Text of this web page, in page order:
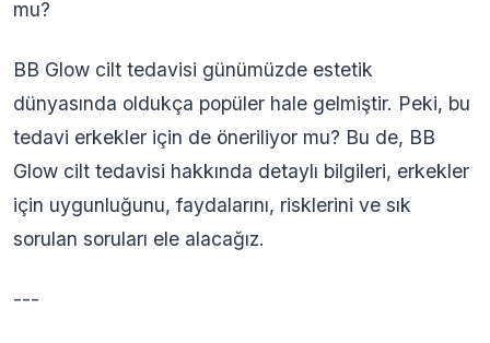
mu?
BB Glow cilt tedavisi günümüzde estetik
dünyasında oldukça popüler hale gelmiştir. Peki, bu
tedavi erkekler için de öneriliyor mu? Bu de, BB
Glow cilt tedavisi hakkında detaylı bilgileri, erkekler
için uygunluğunu, faydalarını, risklerini ve sık
sorulan soruları ele alacağız.
---